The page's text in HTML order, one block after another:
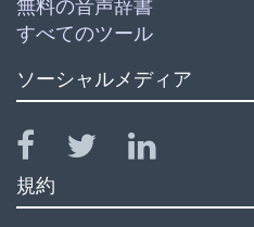
無料の音声辞書
すべてのツール
ソーシャルメディア
規約